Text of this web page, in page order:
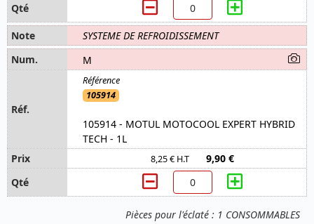
Pièces pour l'éclaté : 1 CONSOMMABLES
SYSTEME DE REFROIDISSEMENT
M
105914
105914 - MOTUL MOTOCOOL EXPERT HYBRID
TECH - 1L
8,25 € H.T 9,90 €